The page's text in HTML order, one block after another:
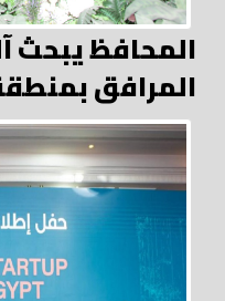
المحافظ يبحث
المرافق